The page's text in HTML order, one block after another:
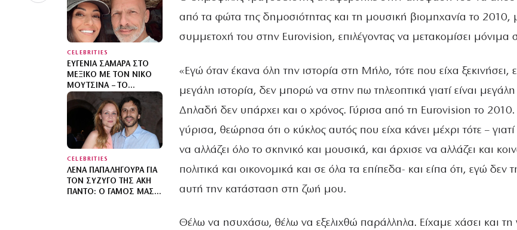
ΑΥΤΌ – ΈΘΕΣΑ ΆΛΛΕΣ
ΠΡΟΤΕΡΑΙΌΤΗΤΕΣ»
CELEBRITIES
ΕΥΓΕΝΊΑ ΣΑΜΑΡΆ ΣΤΟ
ΜΕΞΙΚΌ ΜΕ ΤΟΝ ΝΊΚΟ
ΜΟΥΤΣΙΝΆ – ΤΟ
ΚΑΛΟΚΑΙΡΙΝΌ ΤΑΞΊΔΙ
ΤΟΥΣ
CELEBRITIES
ΛΈΝΑ ΠΑΠΑΛΗΓΟΎΡΑ ΓΙΑ
ΤΟΝ ΣΎΖΥΓΌ ΤΗΣ ΆΚΗ
ΠΆΝΤΟ: Ο ΓΆΜΟΣ ΜΑΣ
από τα φώτα της δημοσιότητας και τη μουσική βιομηχανία το 2010,
συμμετοχή του στην Eurovision, επιλέγοντας να μετακομίσει μόνιμα
«Εγώ όταν έκανα όλη την ιστορία στη Μήλο, τότε που είχα ξεκινήσει,
μεγάλη ιστορία, δεν μπορώ να στην πω τηλεοπτικά γιατί είναι μεγάλη
Δηλαδή δεν υπάρχει και ο χρόνος. Γύρισα από τη Eurovision το 2010.
γύρισα, θεώρησα ότι ο κύκλος αυτός που είχα κάνει μέχρι τότε –
να αλλάζει όλο το σκηνικό και μουσικά, και άρχισε να αλλάζει και
πολιτικά και οικονομικά και σε όλα τα επίπεδα- και είπα ότι, εγώ δεν
αυτή την κατάσταση στη ζωή μου.
Θέλω να ησυχάσω, θέλω να εξελιχθώ παράλληλα. Είχαμε χάσει και τη